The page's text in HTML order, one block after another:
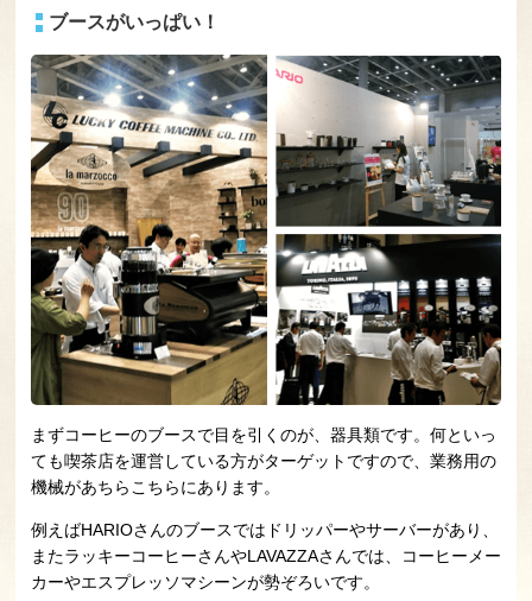
ブースがいっぱい！
まずコーヒーのブースで目を引くのが、器具類です。何といっ
ても喫茶店を運営している方がターゲットですので、業務用の
機械があちらこちらにあります。
例えばHARIOさんのブースではドリッパーやサーバーがあり、
またラッキーコーヒーさんやLAVAZZAさんでは、コーヒーメー
カーやエスプレッソマシーンが勢ぞろいです。